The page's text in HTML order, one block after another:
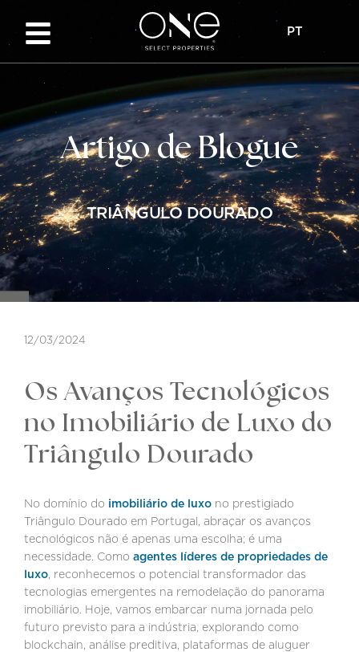
PT
Artigo de Blogue
TRIÂNGULO DOURADO
12/03/2024
Os Avanços Tecnológicos
no Imobiliário de Luxo do
Triângulo Dourado
No domínio do imobiliário de luxo no prestigiado
Triângulo Dourado em Portugal, abraçar os avanços
tecnológicos não é apenas uma escolha; é uma
necessidade. Como agentes líderes de propriedades de
luxo, reconhecemos o potencial transformador das
tecnologias emergentes na remodelação do panorama
imobiliário. Hoje, vamos embarcar numa jornada pelo
futuro previsto para a indústria, explorando como
blockchain, análise preditiva, plataformas de aluguer